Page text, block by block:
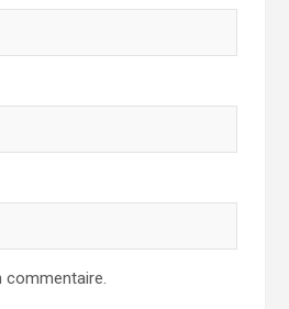
commentaire.